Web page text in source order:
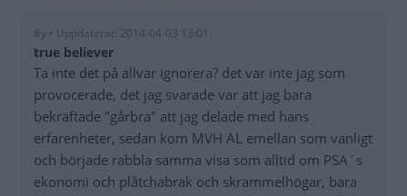
#y • Uppdaterat: 2014-04-03 13:01
true believer
Ta inte det på allvar ignorera? det var inte jag som
provocerade, det jag svarade var att jag bara
bekräftade "gårbra" att jag delade med hans
erfarenheter, sedan kom MVH AL emellan som vanligt
och började rabbla samma visa som alltid om PSA´s
ekonomi och plåtchabrak och skrammelhögar, bara